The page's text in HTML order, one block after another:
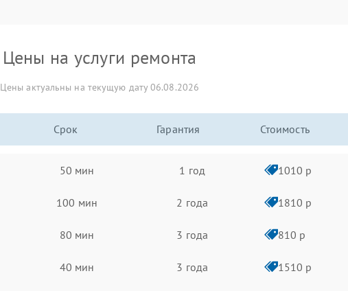
Цены на услуги ремонта
Цены актуальны на текущую дату 06.08.2026
Срок Гарантия Стоимость
50 мин 1 год 1010 р
100 мин 2 года 1810 р
80 мин 3 года 810 р
40 мин 3 года 1510 р